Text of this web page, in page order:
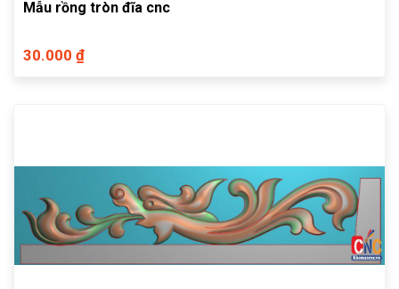
Mẫu rồng tròn đĩa cnc
30.000 ₫